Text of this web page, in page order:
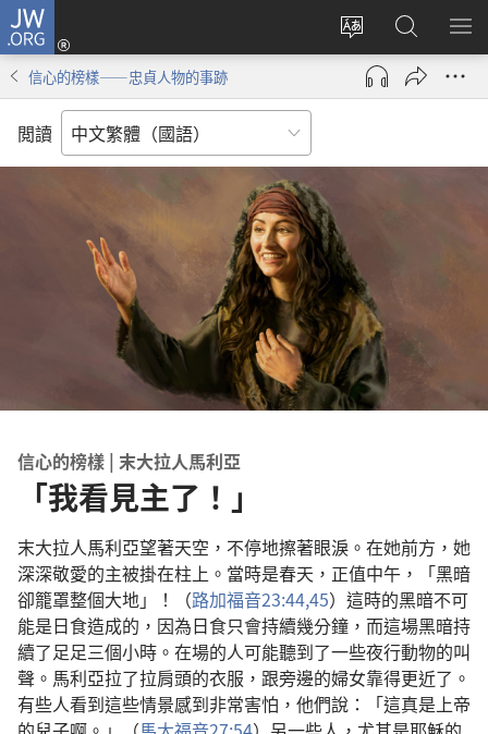
JW.ORG
更
改
網
言
登
入
（開
窗）
搜
尋
JW.ORG
顯
信心的榜樣——忠貞人物的事跡
閲讀
信心的榜樣 | 末大拉人馬利亞
「我看見主了！」
末大拉人馬利亞望著天空，不停地擦著眼淚。在她前方，她
深深敬愛的主被掛在柱上。當時是春天，正值中午，「黑暗
卻籠罩整個大地」！（路加福音23:44,45）這時的黑暗不可
能是日食造成的，因為日食只會持續幾分鐘，而這場黑暗持
續了足足三個小時。在場的人可能聽到了一些夜行動物的叫
聲。馬利亞拉了拉肩頭的衣服，跟旁邊的婦女靠得更近了。
有些人看到這些情景感到非常害怕，他們說：「這真是上帝